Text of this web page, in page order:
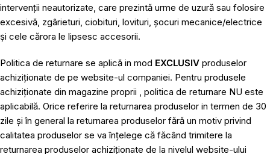
intervenții neautorizate, care prezintă urme de uzură sau folosire
excesivă, zgârieturi, ciobituri, lovituri, șocuri mecanice/electrice
și cele cărora le lipsesc accesorii.
Politica de returnare se aplică in mod EXCLUSIV produselor
achiziționate de pe website-ul companiei. Pentru produsele
achiziționate din magazine proprii , politica de returnare NU este
aplicabilă. Orice referire la returnarea produselor in termen de 30
zile și în general la returnarea produselor fără un motiv privind
calitatea produselor se va înțelege că făcând trimitere la
returnarea produselor achiziționate de la nivelul website-ului